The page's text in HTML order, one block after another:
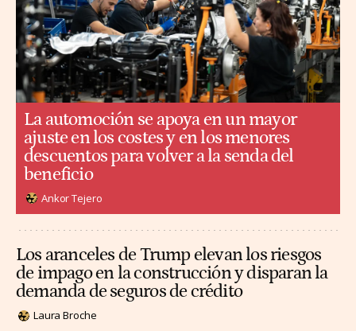
La automoción se apoya en un mayor
ajuste en los costes y en los menores
descuentos para volver a la senda del
beneficio
Ankor Tejero
Los aranceles de Trump elevan los riesgos
de impago en la construcción y disparan la
demanda de seguros de crédito
Laura Broche